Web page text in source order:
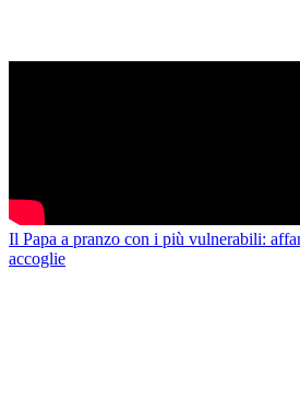
Il Papa a pranzo con i più vulnerabili:
accoglie